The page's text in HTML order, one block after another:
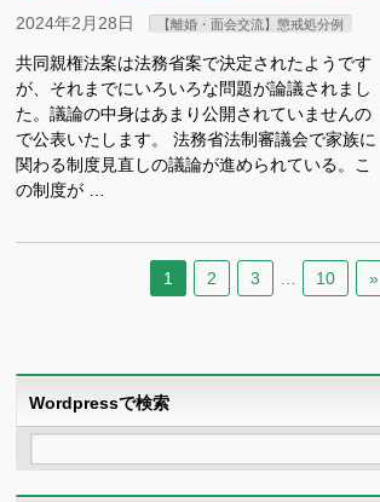
2024年2月28日 【離婚・面会交流】懲戒処分例
共同親権法案は法務省案で決定されたようです
が、それまでにいろいろな問題が論議されまし
た。議論の中身はあまり公開されていませんの
で公表いたします。 法務省法制審議会で家族に
関わる制度見直しの議論が進められている。こ
の制度が …
1 2 3 10 »
Wordpressで検索